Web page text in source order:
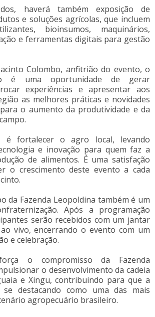
haverá também exposição de
e soluções agrícolas, que incluem
bioinsumos, maquinários,
e ferramentas digitais para gestão
Colombo, anfitrião do evento, o
é uma oportunidade de gerar
experiências e apresentar aos
as melhores práticas e novidades
o aumento da produtividade e da
é fortalecer o agro local, levando
e inovação para quem faz a
de alimentos. É uma satisfação
o crescimento deste evento a cada
da Fazenda Leopoldina também é um
Após a programação
serão recebidos com um jantar
vivo, encerrando o evento com um
e celebração.
o compromisso da Fazenda
o desenvolvimento da cadeia
e Xingu, contribuindo para que a
destacando como uma das mais
agropecuário brasileiro.